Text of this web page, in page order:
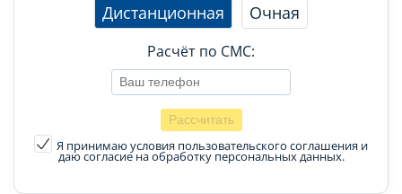
Дистанционная Очная
Расчёт по СМС:
Я принимаю условия пользовательского соглашения и
даю согласие на обработку персональных данных.